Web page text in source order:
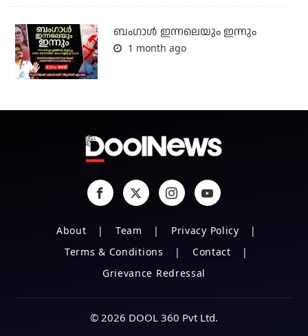
ബംഗാള്‍ ഇന്നലെയും ഇന്നും
1 month ago
About Team
Privacy Policy
Terms & Conditions
Contact
Grievance Redressal
© 2026 DOOL 360 Pvt Ltd.